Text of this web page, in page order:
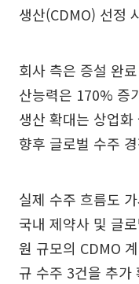
생산(CDMO) 선정
회사 측은 증설 완
산능력은 170% 증
생산 확대는 상업
향후 글로벌 수주
실제 수주 흐름도
국내 제약사 및 글
원 규모의 CDMO
규 수주 3건을 추가